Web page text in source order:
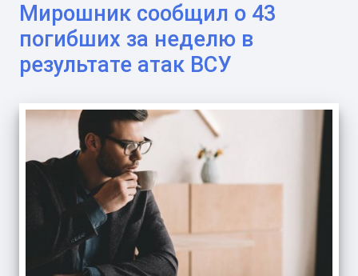
Мирошник сообщил о 43
погибших за неделю в
результате атак ВСУ